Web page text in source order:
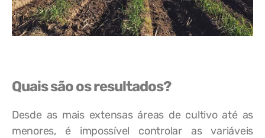
Quais são os resultados?
Desde as mais extensas áreas de cultivo até as
menores, é impossível controlar as variáveis